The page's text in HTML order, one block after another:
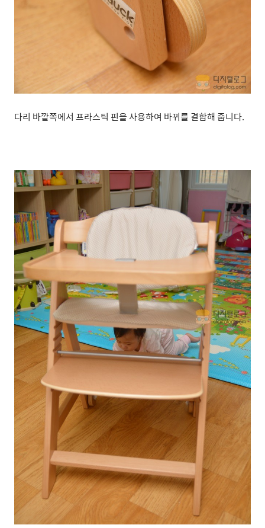
다리 바깥쪽에서 프라스틱 핀을 사용하여 바뀌를 결합해 줍니다.